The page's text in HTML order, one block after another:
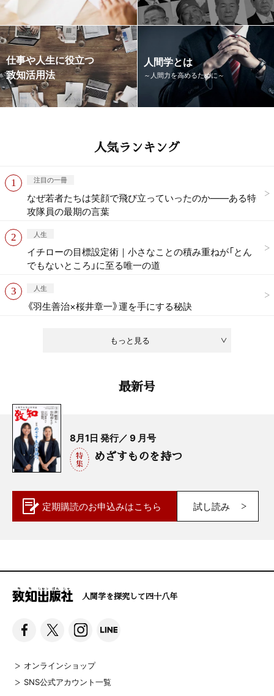
仕事や人生に役立つ
致知活用法
人間学とは
～人間力を高めるために～
人気ランキング
もっと見る
注目の一冊
なぜ若者たちは笑顔で飛び立っていったのか——ある特
攻隊員の最期の言葉
人生
イチローの目標設定術｜小さなことの積み重ねが「とん
でもないところ」に至る唯一の道
人生
《羽生善治×桜井章一》運を手にする秘訣
最新号
8月1日 発行／ 9 月号
めざすものを持つ
定期購読のお申込みはこちら 試し読み
人間学を探究して四十八年
オンラインショップ
SNS公式アカウント一覧